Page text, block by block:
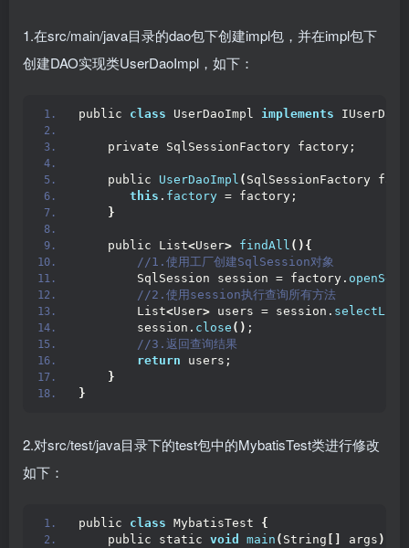
1.在src/main/java目录的dao包下创建impl包，并在impl包下
创建DAO实现类UserDaoImpl，如下：
public class UserDaoImpl implements IUserDao
    private SqlSessionFactory factory;
    public
UserDaoImpl ( SqlSessionFactory
this . factory = factory;
}
    public List
<User> findAll (){
//1.使用工厂创建SqlSession对象
        SqlSession session = factory.
//2.使用session执行查询所有方法
        List
<User> users = session. selectList
        session.
close () ;
//3.返回查询结果
return users;
}
}
2.对src/test/java目录下的test包中的MybatisTest类进行修改
如下：
public class MybatisTest {
    public static
void main ( String args )